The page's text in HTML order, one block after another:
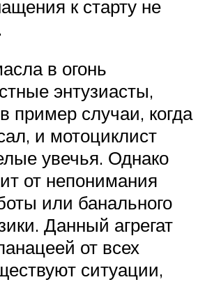
к старту не
в огонь
энтузиасты,
пример случаи, когда
и мотоциклист
увечья. Однако
от непонимания
или банального
Данный агрегат
от всех
ситуации,